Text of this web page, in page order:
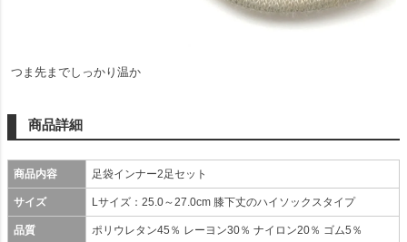
つま先までしっかり温か
商品詳細
商品内容 足袋インナー2足セット
サイズ Lサイズ：25.0～27.0cm 膝下丈のハイソックスタイプ
品質 ポリウレタン45％ レーヨン30％ ナイロン20％ ゴム5％